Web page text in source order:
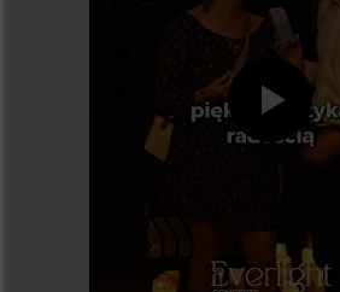
KONCERTY W ŁODZI
KONCERTY W KRAKOWIE
KONCERTY W BIAŁYMSTOKU
KONCERTY W KATOWICACH
Dostawcą systemu biletowego jest kicket.com
Koncerty